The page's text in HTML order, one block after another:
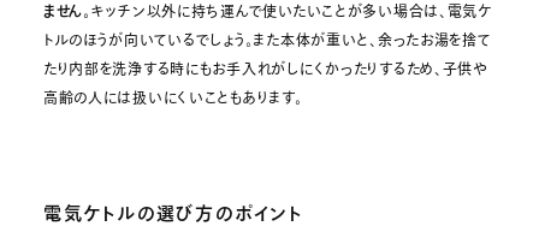
ません。キッチン以外に持ち運んで使いたいことが多い場合は、電気ケ
トルのほうが向いているでしょう。また本体が重いと、余ったお湯を捨て
たり内部を洗浄する時にもお手入れがしにくかったりするため、子供や
高齢の人には扱いにくいこともあります。
電気ケトルの選び方のポイント